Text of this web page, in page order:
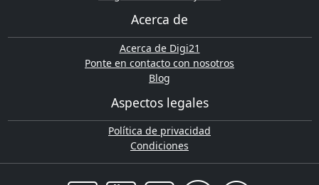
Acerca de
Acerca de Digi21
Ponte en contacto con nosotros
Blog
Aspectos legales
Política de privacidad
Condiciones